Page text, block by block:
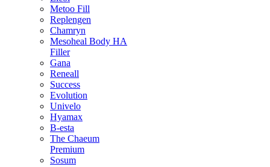
Metoo Fill
Replengen
Chamryn
Mesoheal Body HA
Filler
Gana
Reneall
Success
Evolution
Univelo
Hyamax
B-esta
The Chaeum
Premium
Sosum